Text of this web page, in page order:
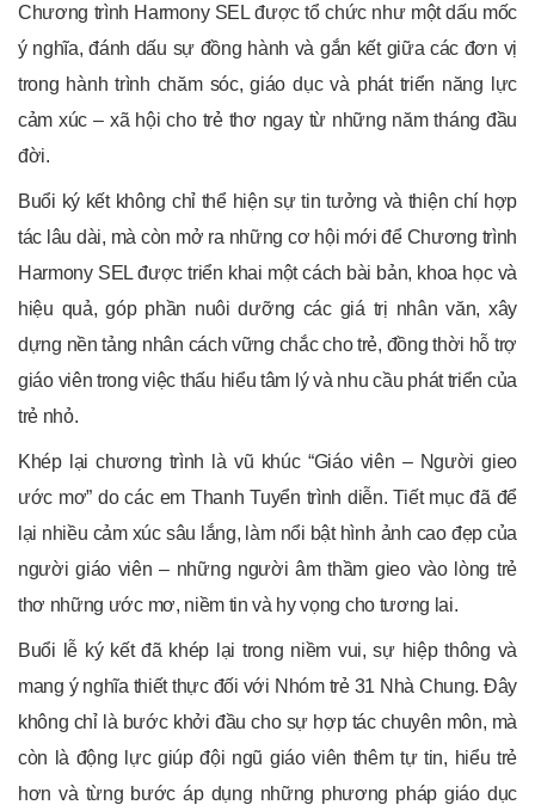
Chương trình Harmony SEL được tổ chức như một dấu mốc
ý nghĩa, đánh dấu sự đồng hành và gắn kết giữa các đơn vị
trong hành trình chăm sóc, giáo dục và phát triển năng lực
cảm xúc – xã hội cho trẻ thơ ngay từ những năm tháng đầu
đời.
Buổi ký kết không chỉ thể hiện sự tin tưởng và thiện chí hợp
tác lâu dài, mà còn mở ra những cơ hội mới để Chương trình
Harmony SEL được triển khai một cách bài bản, khoa học và
hiệu quả, góp phần nuôi dưỡng các giá trị nhân văn, xây
dựng nền tảng nhân cách vững chắc cho trẻ, đồng thời hỗ trợ
giáo viên trong việc thấu hiểu tâm lý và nhu cầu phát triển của
trẻ nhỏ.
Khép lại chương trình là vũ khúc “Giáo viên – Người gieo
ước mơ” do các em Thanh Tuyển trình diễn. Tiết mục đã để
lại nhiều cảm xúc sâu lắng, làm nổi bật hình ảnh cao đẹp của
người giáo viên – những người âm thầm gieo vào lòng trẻ
thơ những ước mơ, niềm tin và hy vọng cho tương lai.
Buổi lễ ký kết đã khép lại trong niềm vui, sự hiệp thông và
mang ý nghĩa thiết thực đối với Nhóm trẻ 31 Nhà Chung. Đây
không chỉ là bước khởi đầu cho sự hợp tác chuyên môn, mà
còn là động lực giúp đội ngũ giáo viên thêm tự tin, hiểu trẻ
hơn và từng bước áp dụng những phương pháp giáo dục